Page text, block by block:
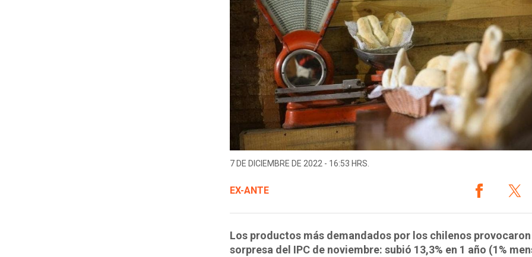
7 DE DICIEMBRE DE 2022 - 16:53 HRS.
EX-ANTE
Los productos más demandados por los chilenos
sorpresa del IPC de noviembre: subió 13,3% en 1 año (1%